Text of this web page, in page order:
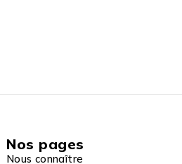
Nos pages
Nous connaître